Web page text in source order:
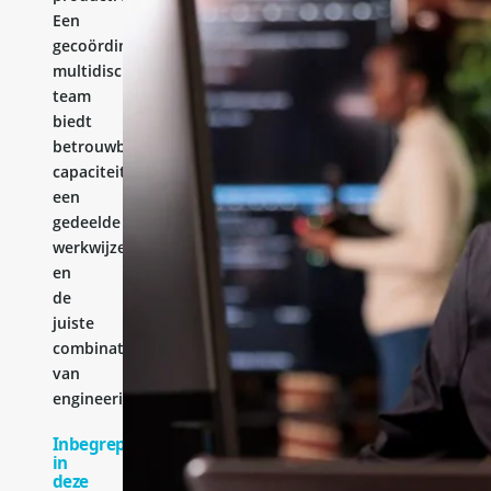
Een
gecoördineerd
multidisciplinair
team
biedt
betrouwbare
capaciteit,
een
gedeelde
werkwijze
en
de
juiste
combinatie
van
engineeringervaring.
Inbegrepen
in
deze